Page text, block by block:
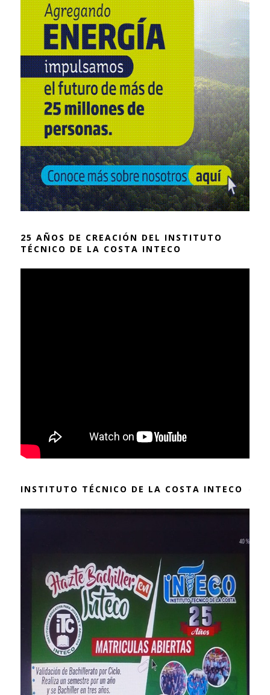
25 AÑOS DE CREACIÓN DEL INSTITUTO
TÉCNICO DE LA COSTA INTECO
INSTITUTO TÉCNICO DE LA COSTA INTECO